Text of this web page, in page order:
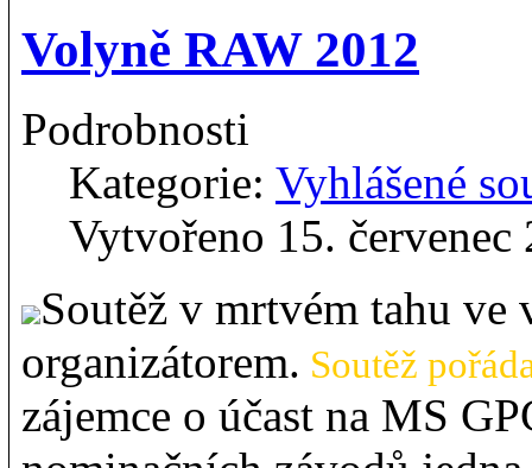
Volyně RAW 2012
Podrobnosti
Kategorie: Vyhlášené
Vytvořeno 15. červenec
Soutěž v mrtvém tahu
organizátorem. Soutěž
zájemce o účast na MS